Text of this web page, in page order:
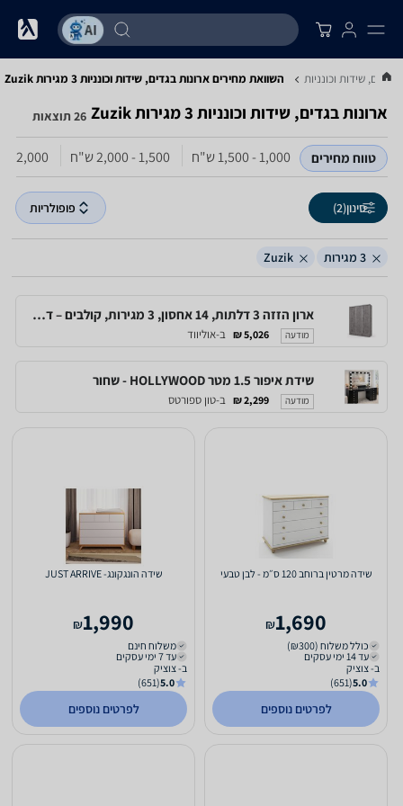
בגדים, שידות וכונניות השוואת מחירים ארונות בגדים, שידות וכונניות ‏3 מגירות ‏Zuzik
ארונות בגדים, שידות וכונניות ‏3 מגירות ‏Zuzik 26 תוצאות
טווח מחירים 1,000 - 1,500‏ ש"ח 1,500 - 2,000‏ ש"ח 2,000 - 2,500‏ ש"ח
סינון(2) פופולריות
3 מגירות Zuzik
ארון הזזה 3 דלתות, 14 אחסון, 3 מגירות, קולבים – דגם 180-17-3D - new
מודעה 5,026 ₪ ב-אוליווד
שידת איפור 1.5 מטר HOLLYWOOD - שחור
מודעה 2,299 ₪ ב-טון ספורטס
שידה מרטין ברוחב 120 ס״מ - לבן טבעי
1,690
₪
כולל משלוח (₪300)
עד 14 ימי עסקים
ב- צוציק
5.0
(651)
לפרטים נוספים
שידה הונגקונג- JUST ARRIVE
1,990
₪
משלוח חינם
עד 7 ימי עסקים
ב- צוציק
5.0
(651)
לפרטים נוספים